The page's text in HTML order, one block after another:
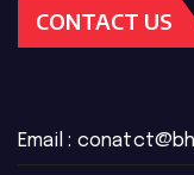
CONTACT US
Email :